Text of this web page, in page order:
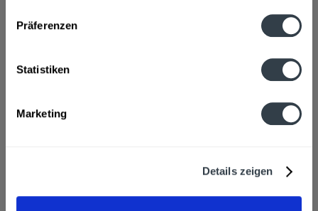
Präferenzen
Statistiken
Marketing
Details zeigen
"Sipsmith Gin 6 x 0,7l"
Fragen zum Artikel?
Hersteller
Sipsmith, 83 Cranbrook Road, London, W4 21J
41,6% vol